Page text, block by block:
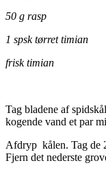
50 g rasp
1 spsk tørret timian
frisk timian
Tag bladene af
kogende vand et par
Afdryp kålen. Tag de
Fjern det nederste